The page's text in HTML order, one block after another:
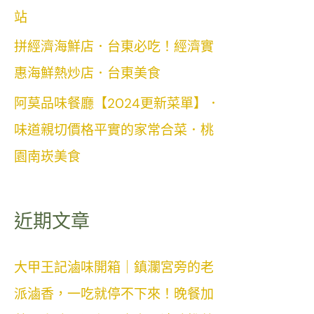
站
拼經濟海鮮店．台東必吃！經濟實
惠海鮮熱炒店．台東美食
阿莫品味餐廳【2024更新菜單】．
味道親切價格平實的家常合菜．桃
園南崁美食
近期文章
大甲王記滷味開箱｜鎮瀾宮旁的老
派滷香，一吃就停不下來！晚餐加